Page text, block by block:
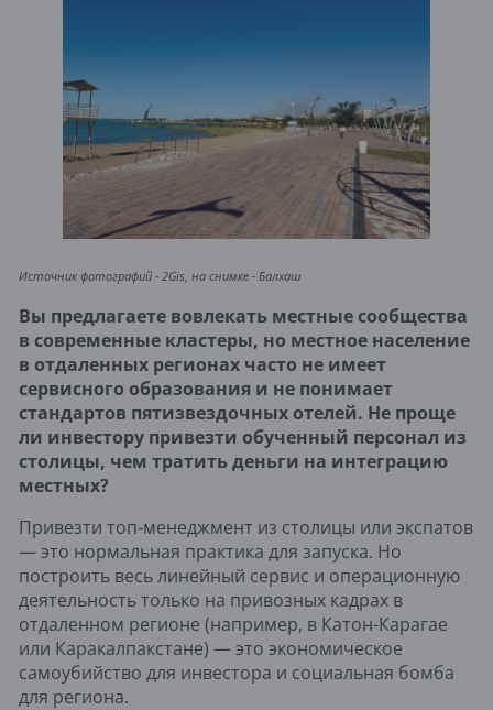
Источник фотографий - 2Gis, на снимке - Балхаш
Вы предлагаете вовлекать местные сообщества
в современные кластеры, но местное население
в отдаленных регионах часто не имеет
сервисного образования и не понимает
стандартов пятизвездочных отелей. Не проще
ли инвестору привезти обученный персонал из
столицы, чем тратить деньги на интеграцию
местных?
Привезти топ-менеджмент из столицы или экспатов
— это нормальная практика для запуска. Но
построить весь линейный сервис и операционную
деятельность только на привозных кадрах в
отдаленном регионе (например, в Катон-Карагае
или Каракалпакстане) — это экономическое
самоубийство для инвестора и социальная бомба
для региона.